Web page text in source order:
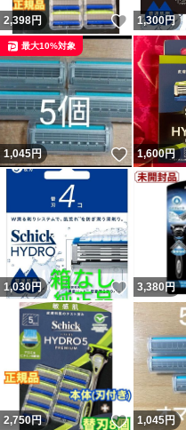
#シェービング
#5枚刃
2,398円 いいね！
1,300円
1,045円 いいね！
最大10%対象
1,600円
1,030円 いいね！
3,380 円
2,750円 いいね！
1,045円